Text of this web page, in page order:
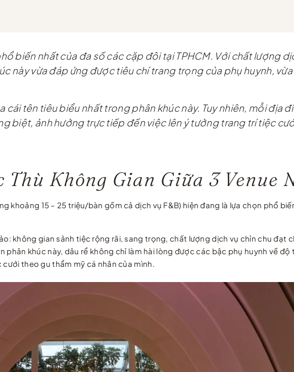
biến nhất của đa số các cặp đôi tại TPHCM. Với chất lượng
này vừa đáp ứng được tiêu chí trang trọng của phụ huynh,
cái tên tiêu biểu nhất trong phân khúc này. Tuy nhiên, mỗi địa
biệt, ảnh hưởng trực tiếp đến việc lên ý tưởng trang trí tiệc
Không Gian Giữa 3 Venue
khoảng 15 – 25 triệu/bàn gồm cả dịch vụ F&B) hiện đang là lựa chọn phổ
không gian sảnh tiệc rộng rãi, sang trọng, chất lượng dịch vụ chỉn chu đạt
phân khúc này, dâu rể không chỉ làm hài lòng được các bậc phụ huynh về
theo gu thẩm mỹ cá nhân của mình.